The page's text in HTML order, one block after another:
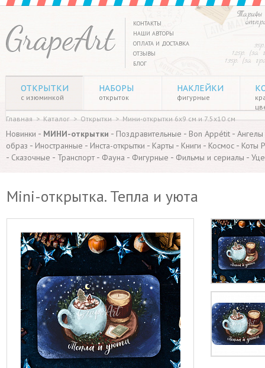
Тарифы
125р. (за
135р. (за
КОНТАКТЫ
НАШИ АВТОРЫ
ОПЛАТА И ДОСТАВКА
ОТЗЫВЫ
БЛОГ
ОТКРЫТКИ
с изюминкой
НАБОРЫ
открыток
НАКЛЕЙКИ
фигурные
Главная > Каталог > Открытки > Мини-открытки 6х9 см и 7.5х10 см
Новинки - МИНИ-открытки - Поздравительные - Bon Appétit -
образ - Иностранные - Инста-открытки - Карты - Книги - Космос - Коты
- Сказочные - Транспорт- Фауна - Фигурные - Фильмы и сериалы -
Mini-открытка. Тепла и уюта